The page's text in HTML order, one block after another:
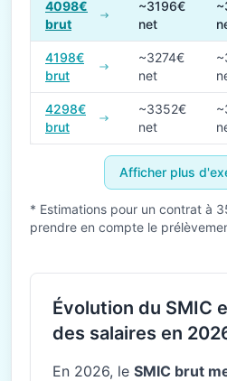
4098€
brut
~3196€
net
4198€
brut
~3274€
net
4298€
brut
~3352€
net
Afficher plus
* Estimations pour un contrat à
prendre en compte le
Évolution du SMIC
des salaires en
En 2026, le SMIC brut